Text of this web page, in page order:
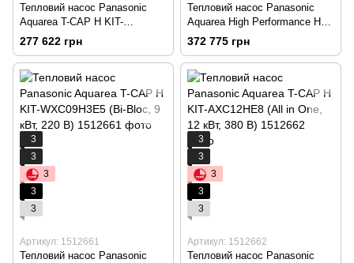
Тепловий насос Panasonic
Aquarea T-CAP H KIT-
WXC09H3E8 (Bi-Bloc, 9 кВт,
277 622 грн
Тепловий насос Panasonic
Aquarea High Performance H
KIT-WC16H9E8 (Bi-Bloc, 16
кВт, 380 В)
372 775 грн
3
3
3
3
3
Артикул: 1512661
Тепловий насос Panasonic
3
3
3
3
3
Артикул: 1512662
Тепловий насос Panasonic